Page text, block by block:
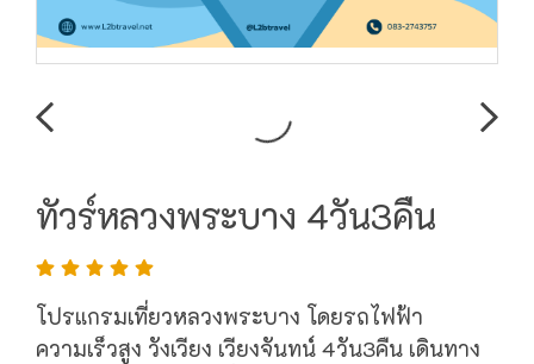
ทัวร์หลวงพระบาง 4วัน3คืน
โปรแกรมเที่ยวหลวงพระบาง โดยรถไฟฟ้า
ความเร็วสูง วังเวียง เวียงจันทน์ 4วัน3คืน เดินทาง